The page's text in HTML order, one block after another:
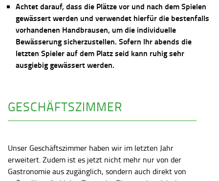
Achtet darauf, dass die Plätze vor und nach dem Spielen
gewässert werden und verwendet hierfür die bestenfalls
vorhandenen Handbrausen, um die individuelle
Bewässerung sicherzustellen. Sofern Ihr abends die
letzten Spieler auf dem Platz seid kann ruhig sehr
ausgiebig gewässert werden.
GESCHÄFTSZIMMER
Unser Geschäftszimmer haben wir im letzten Jahr
erweitert. Zudem ist es jetzt nicht mehr nur von der
Gastronomie aus zugänglich, sondern auch direkt von